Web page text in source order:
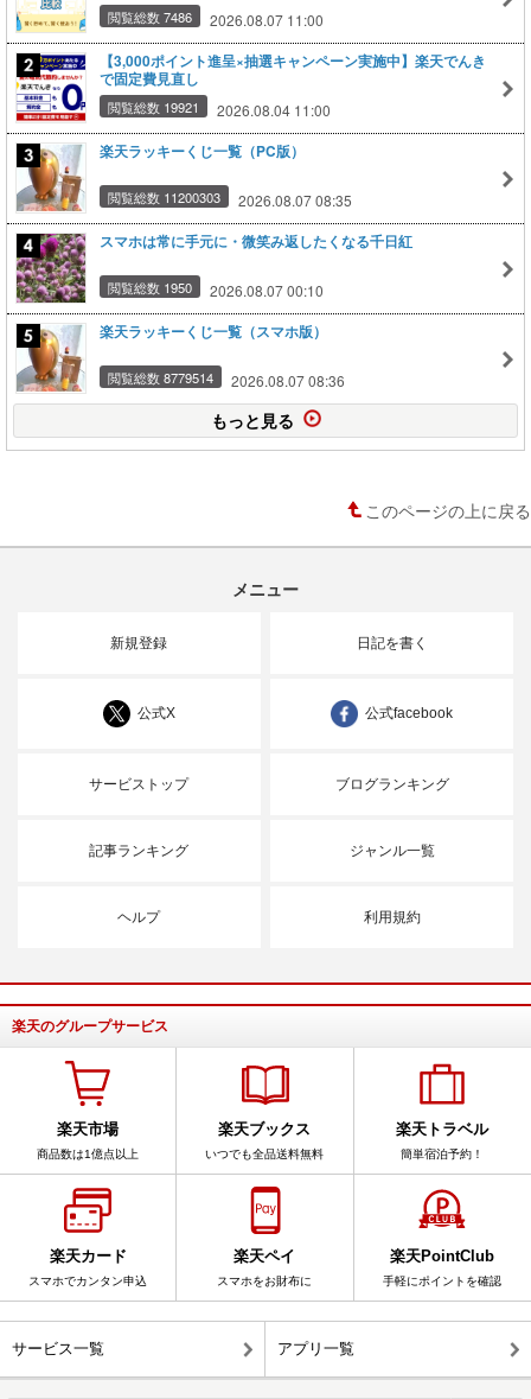
閲覧総数 7486 2026.08.07 11:00
【3,000ポイント進呈×抽選キャンペーン実施中】楽天でんき
で固定費見直し
閲覧総数 19921 2026.08.04 11:00
楽天ラッキーくじ一覧（PC版）
閲覧総数 11200303 2026.08.07 08:35
スマホは常に手元に・微笑み返したくなる千日紅
閲覧総数 1950 2026.08.07 00:10
楽天ラッキーくじ一覧（スマホ版）
閲覧総数 8779514 2026.08.07 08:36
もっと見る
このページの上に戻る
メニュー
新規登録 日記を書く
公式X 公式facebook
サービストップ ブログランキング
記事ランキング ジャンル一覧
ヘルプ 利用規約
楽天のグループサービス
楽天市場
商品数は1億点以上
楽天ブックス
いつでも全品送料無料
楽天トラベル
簡単宿泊予約！
楽天カード
スマホでカンタン申込
楽天ペイ
スマホをお財布に
楽天PointClub
手軽にポイントを確認
サービス一覧 アプリ一覧